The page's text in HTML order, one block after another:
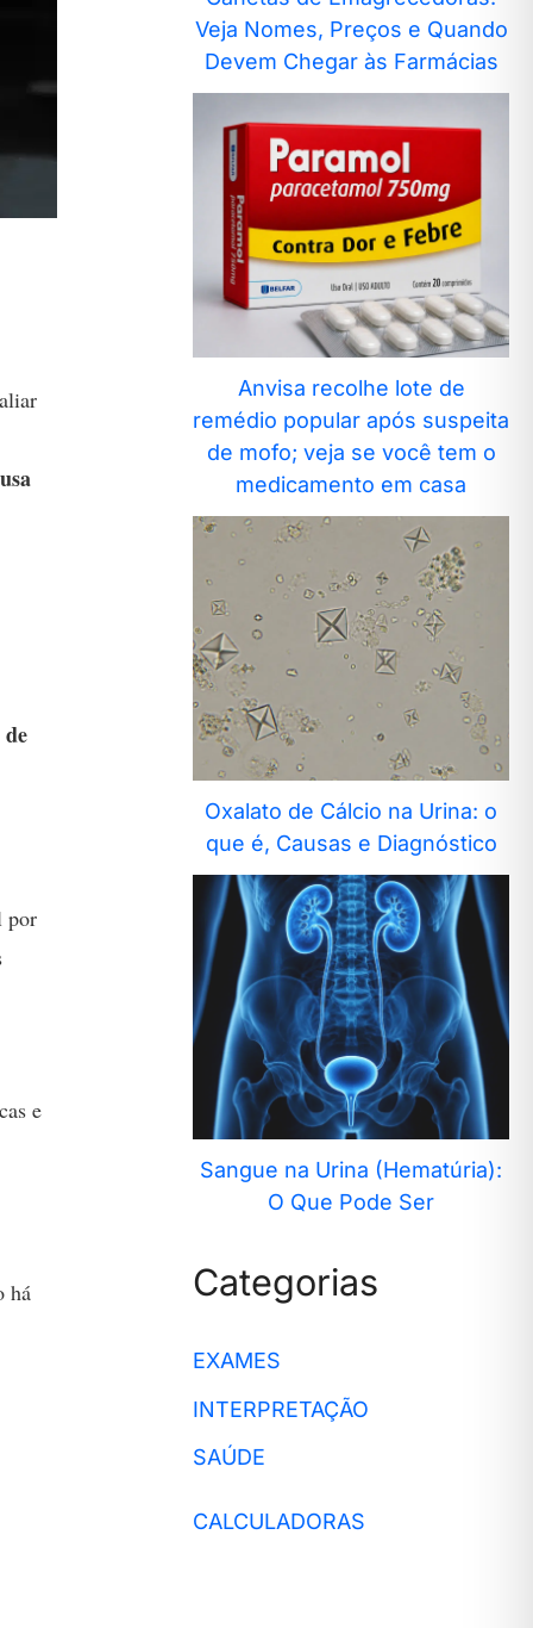
por
e
há
Veja Nomes, Preços e Quando
Devem Chegar às Farmácias
Anvisa recolhe lote de
remédio popular após suspeita
de mofo; veja se você tem o
medicamento em casa
Oxalato de Cálcio na Urina: o
que é, Causas e Diagnóstico
Sangue na Urina (Hematúria):
O Que Pode Ser
Categorias
EXAMES
INTERPRETAÇÃO
SAÚDE
CALCULADORAS